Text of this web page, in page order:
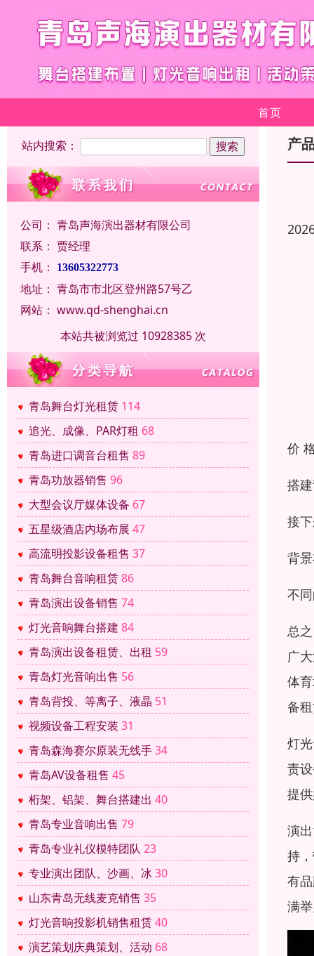
首页
站内搜索：
公司： 青岛声海演出器材有限公司
联系： 贾经理
手机：
13605322773
地址： 青岛市市北区登州路57号乙
网站： www.qd-shenghai.cn
本站共被浏览过 10928385 次
青岛舞台灯光租赁 114
追光、成像、PAR灯租 68
青岛进口调音台租售 89
青岛功放器销售 96
大型会议厅媒体设备 67
五星级酒店内场布展 47
高流明投影设备租售 37
青岛舞台音响租赁86
青岛演出设备销售 74
灯光音响舞台搭建 84
青岛演出设备租赁、出租 59
青岛灯光音响出售 56
青岛背投、等离子、液晶 51
视频设备工程安装 31
青岛森海赛尔原装无线手34
青岛AV设备租售 45
桁架、铝架、舞台搭建出 40
青岛专业音响出售 79
青岛专业礼仪模特团队 23
专业演出团队、沙画、冰30
山东青岛无线麦克销售 35
灯光音响投影机销售租赁40
演艺策划庆典策划、活动 68
产
价
搭
接
背
不
总
广
体
备
灯
责
提
演
持
有
满